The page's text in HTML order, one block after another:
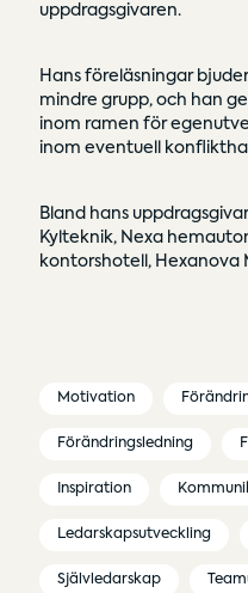
uppdragsgivaren.
Hans föreläsningar
mindre grupp, och han
inom ramen för
inom eventuell
Bland hans
Kylteknik, Nexa
kontorshotell, Hexanova
Motivation
Förändringsledning
Inspiration
Ledarskapsutveckling
Självledarskap